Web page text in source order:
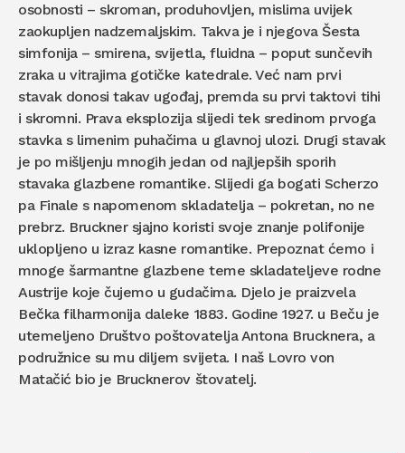
osobnosti – skroman, produhovljen, mislima uvijek
zaokupljen nadzemaljskim. Takva je i njegova Šesta
simfonija – smirena, svijetla, fluidna – poput sunčevih
zraka u vitrajima gotičke katedrale. Već nam prvi
stavak donosi takav ugođaj, premda su prvi taktovi tihi
i skromni. Prava eksplozija slijedi tek sredinom prvoga
stavka s limenim puhačima u glavnoj ulozi. Drugi stavak
je po mišljenju mnogih jedan od najljepših sporih
stavaka glazbene romantike. Slijedi ga bogati Scherzo
pa Finale s napomenom skladatelja – pokretan, no ne
prebrz. Bruckner sjajno koristi svoje znanje polifonije
uklopljeno u izraz kasne romantike. Prepoznat ćemo i
mnoge šarmantne glazbene teme skladateljeve rodne
Austrije koje čujemo u gudačima. Djelo je praizvela
Bečka filharmonija daleke 1883. Godine 1927. u Beču je
utemeljeno Društvo poštovatelja Antona Brucknera, a
podružnice su mu diljem svijeta. I naš Lovro von
Matačić bio je Brucknerov štovatelj.